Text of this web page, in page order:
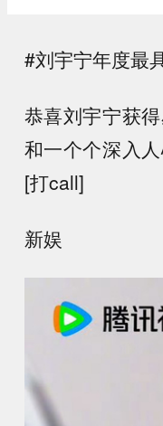
#刘宇宁年度最
恭喜刘宇宁获
和一个个深入
[打call]
新娱